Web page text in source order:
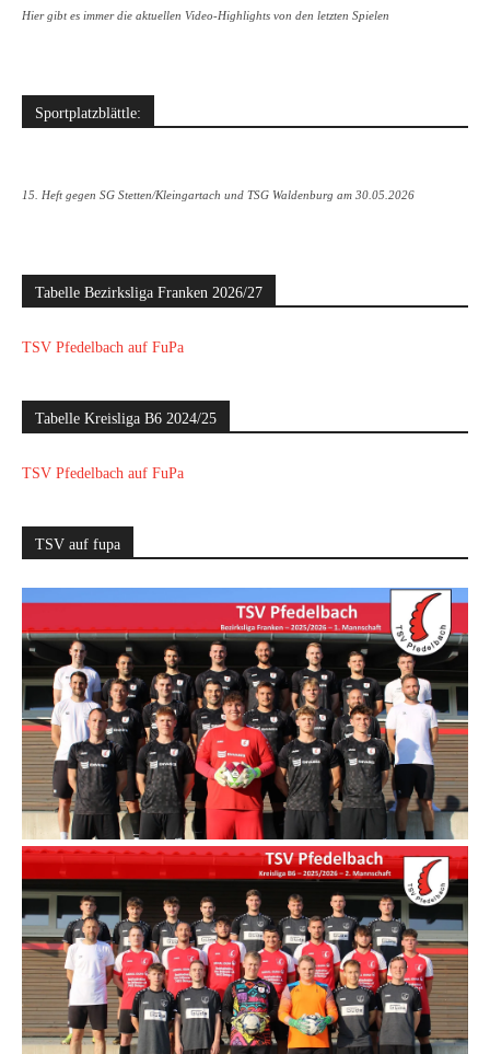
Hier gibt es immer die aktuellen Video-Highlights von den letzten Spielen
Sportplatzblättle:
15. Heft gegen SG Stetten/Kleingartach und TSG Waldenburg am 30.05.2026
Tabelle Bezirksliga Franken 2026/27
TSV Pfedelbach auf FuPa
Tabelle Kreisliga B6 2024/25
TSV Pfedelbach auf FuPa
TSV auf fupa